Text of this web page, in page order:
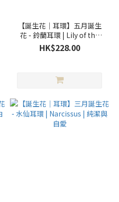
【誕生花｜耳環】五月誕生
花 - 鈴蘭耳環 | Lily of the
Valley | 幸福歸來
HK$228.00